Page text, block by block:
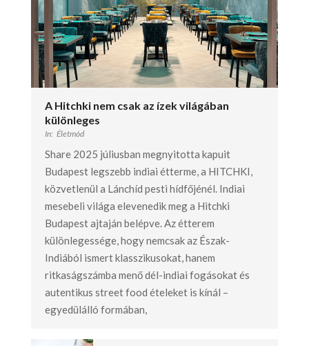
A Hitchki nem csak az ízek világában
különleges
In: Életmód
Share 2025 júliusban megnyitotta kapuit
Budapest legszebb indiai étterme, a HITCHKI,
közvetlenül a Lánchíd pesti hídfőjénél. Indiai
mesebeli világa elevenedik meg a Hitchki
Budapest ajtaján belépve. Az étterem
különlegessége, hogy nemcsak az Észak-
Indiából ismert klasszikusokat, hanem
ritkaságszámba menő dél-indiai fogásokat és
autentikus street food ételeket is kínál –
egyedülálló formában,